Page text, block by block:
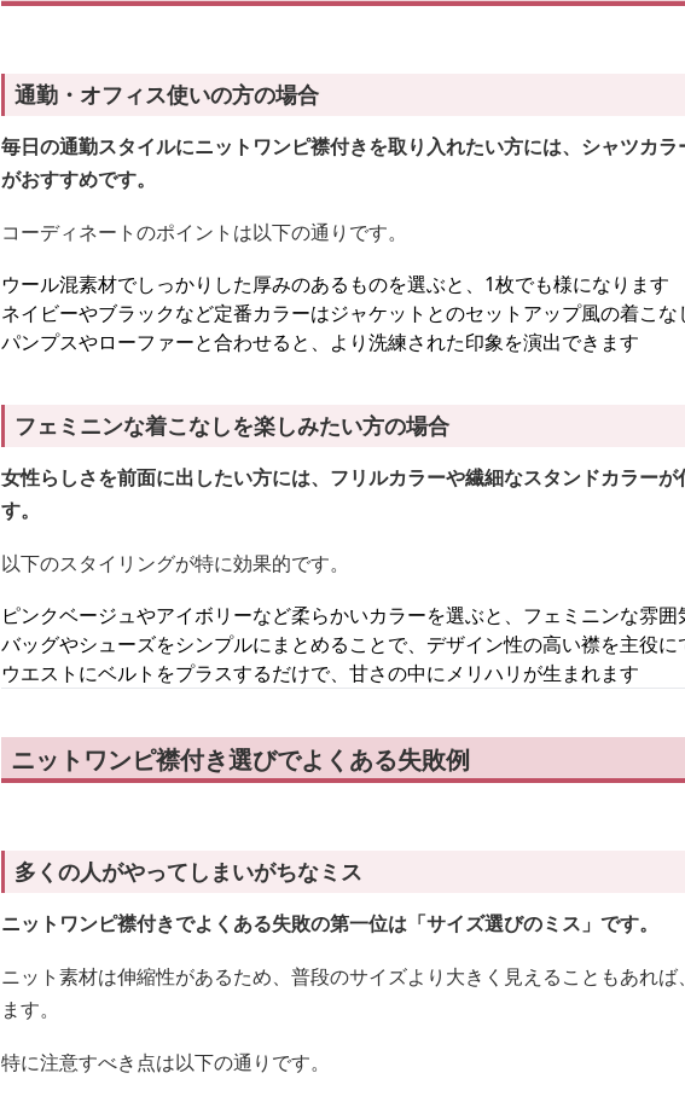
通勤・オフィス使いの方の場合
毎日の通勤スタイルにニットワンピ襟付きを取り入れたい方には、シャツカ
がおすすめです。
コーディネートのポイントは以下の通りです。
ウール混素材でしっかりした厚みのあるものを選ぶと、1枚でも様になります
ネイビーやブラックなど定番カラーはジャケットとのセットアップ風の着こ
パンプスやローファーと合わせると、より洗練された印象を演出できます
フェミニンな着こなしを楽しみたい方の場合
女性らしさを前面に出したい方には、フリルカラーや繊細なスタンドカラー
す。
以下のスタイリングが特に効果的です。
ピンクベージュやアイボリーなど柔らかいカラーを選ぶと、フェミニンな雰
バッグやシューズをシンプルにまとめることで、デザイン性の高い襟を主役に
ウエストにベルトをプラスするだけで、甘さの中にメリハリが生まれます
ニットワンピ襟付き選びでよくある失敗例
多くの人がやってしまいがちなミス
ニットワンピ襟付きでよくある失敗の第一位は「サイズ選びのミス」です。
ニット素材は伸縮性があるため、普段のサイズより大きく見えることもあれ
ます。
特に注意すべき点は以下の通りです。